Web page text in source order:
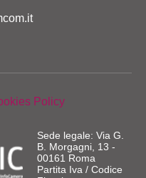
Policy
Sede legale: Via G.
B. Morgagni, 13 -
00161 Roma
Partita Iva / Codice